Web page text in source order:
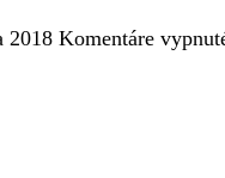
2018 Komentáre